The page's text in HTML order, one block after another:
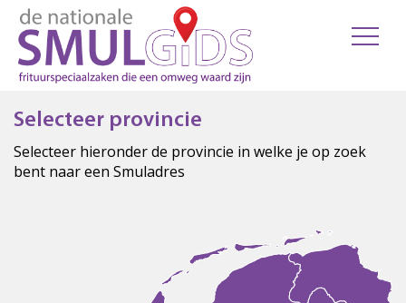
Selecteer provincie
Selecteer hieronder de provincie in welke je op zoek
bent naar een Smuladres